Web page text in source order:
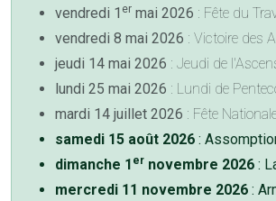
vendredi 1 er mai 2026 : Fête du
vendredi 8 mai 2026 : Victoire des
jeudi 14 mai 2026 : Jeudi de
lundi 25 mai 2026 : Lundi de
mardi 14 juillet 2026 : Fête
samedi 15 août 2026 :
dimanche 1 er novembre 2026 :
mercredi 11 novembre 2026 :